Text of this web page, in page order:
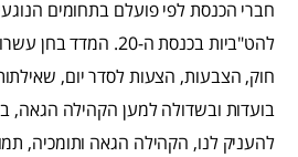
חברי הכנסת לפי פועלם בתחומים
להט"ביות בכנסת ה-20. המדד
חוק, הצבעות, הצעות לסדר יום,
בועדות ובשדולה למען הקהילה הגאה,
להעניק לנו, הקהילה הגאה ותומכיה,